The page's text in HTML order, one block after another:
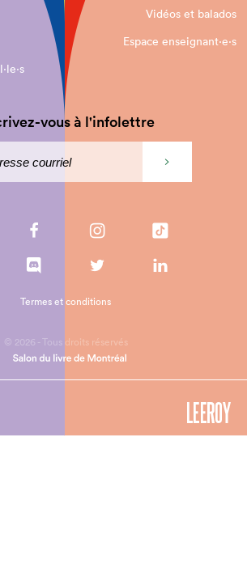
Vidéos et balados
Espace enseignant·e⋅s
vous à l'infolettre
© 2026 - Tous droits réservés
Termes et conditions